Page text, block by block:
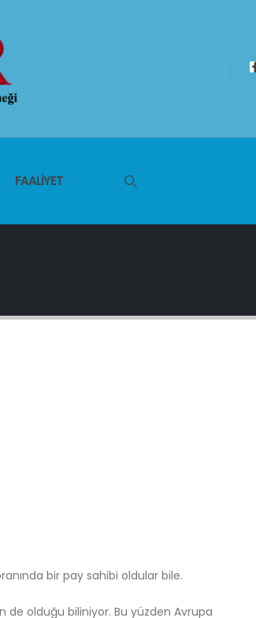
FAALIYET
bir pay sahibi oldular bile.
de olduğu biliniyor. Bu yüzden Avrupa